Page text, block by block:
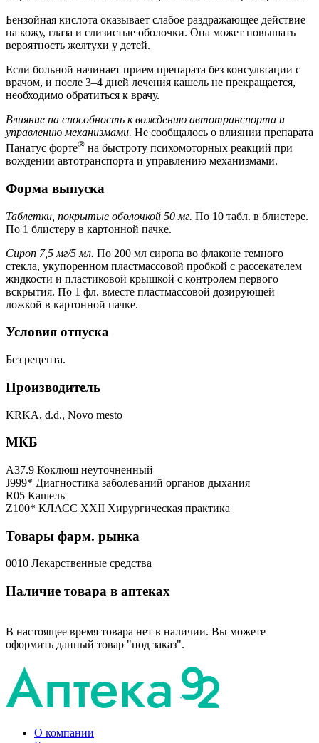
Бензойная кислота оказывает слабое раздражающее действие
на кожу, глаза и слизистые оболочки. Она может повышать
вероятность желтухи у детей.
Если больной начинает прием препарата без консультации с
врачом, и после 3–4 дней лечения кашель не прекращается,
необходимо обратиться к врачу.
Влияние па способность к вождению автотранспорта и
управлению механизмами. Не сообщалось о влиянии препарата
Панатус форте® на быстроту психомоторных реакций при
вождении автотранспорта и управлению механизмами.
Форма выпуска
Таблетки, покрытые оболочкой 50 мг. По 10 табл. в блистере.
По 1 блистеру в картонной пачке.
Сироп 7,5 мг/5 мл. По 200 мл сиропа во флаконе темного
стекла, укупоренном пластмассовой пробкой с рассекателем
жидкости и пластиковой крышкой с контролем первого
вскрытия. По 1 фл. вместе пластмассовой дозирующей
ложкой в картонной пачке.
Условия отпуска
Без рецепта.
Производитель
KRKA, d.d., Novo mesto
МКБ
A37.9 Коклюш неуточненный
J999* Диагностика заболеваний органов дыхания
R05 Кашель
Z100* КЛАСС XXII Хирургическая практика
Товары фарм. рынка
0010 Лекарственные средства
Наличие товара в аптеках
В настоящее время товара нет в наличии. Вы можете
оформить данный товар "под заказ".
О компании